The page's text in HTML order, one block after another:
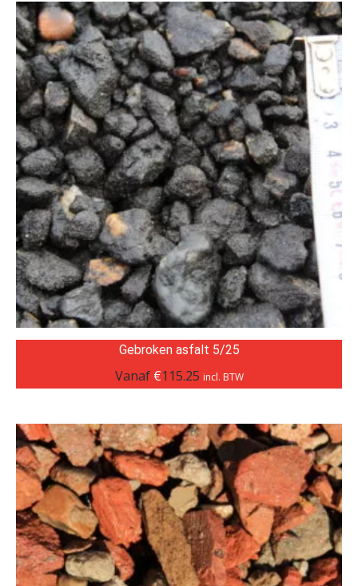
Gebroken asfalt 5/25
Vanaf €115.25 incl. BTW